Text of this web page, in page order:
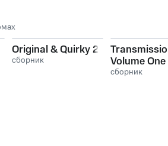
Original & Quirky 2
сборник
Volume One
сборник